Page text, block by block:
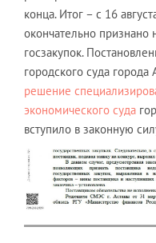
конца. Итог – с 16
окончательно признано
госзакупок.
городского суда города
решение
экономического суда
вступило в законную